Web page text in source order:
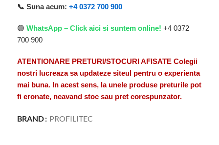
📞 Suna acum: +4 0372 700 900
🟢 WhatsApp – Click aici si suntem online! +4 0372
700 900
ATENTIONARE PRETURI/STOCURI AFISATE Colegii
nostri lucreaza sa updateze siteul pentru o experienta
mai buna. In acest sens, la unele produse preturile pot
fi eronate, neavand stoc sau pret corespunzator.
BRAND PROFILITEC